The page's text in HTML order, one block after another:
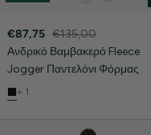
€87,75 €135,00
Ανδρικό Βαμβακερό Fleece
Jogger Παντελόνι Φόρμας
+ 1